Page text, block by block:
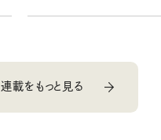
連載をもっと見る